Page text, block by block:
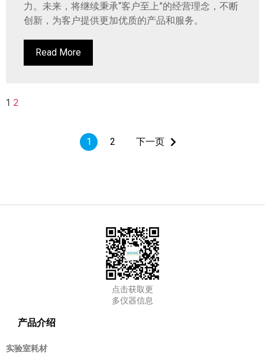
力。未来，将继续秉承“客户至上”的经营理念，不断
创新，为客户提供更加优质的产品和服务。
Read More
1 2
1 2 下一页
点击获取更
多仪器信息
产品介绍
实验室耗材